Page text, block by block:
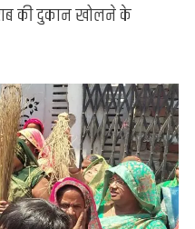
की दुकान खोलने के